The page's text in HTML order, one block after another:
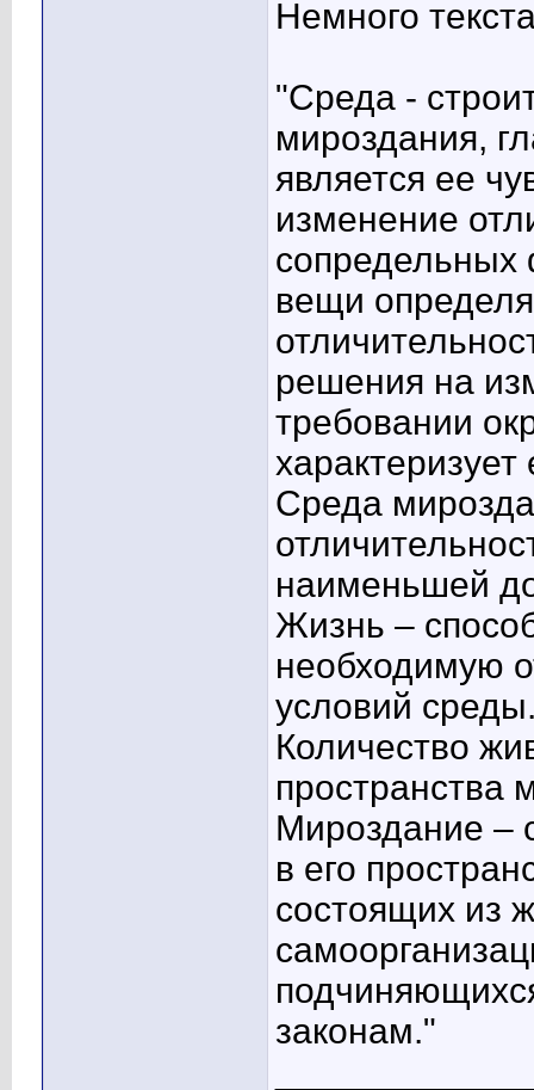
Немного
"Среда -
мироздания,
является ее
изменение
сопредельных
вещи
решения на
требовании
Среда
наименьшей
Жизнь –
необходимую
условий
Количество
пространства
Мироздание –
в его
состоящих из
законам."